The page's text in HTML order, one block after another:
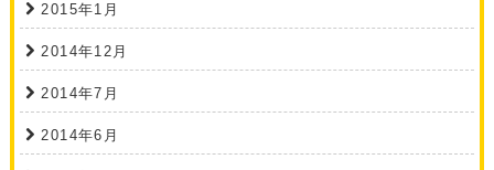
2015年1月
2014年12月
2014年7月
2014年6月